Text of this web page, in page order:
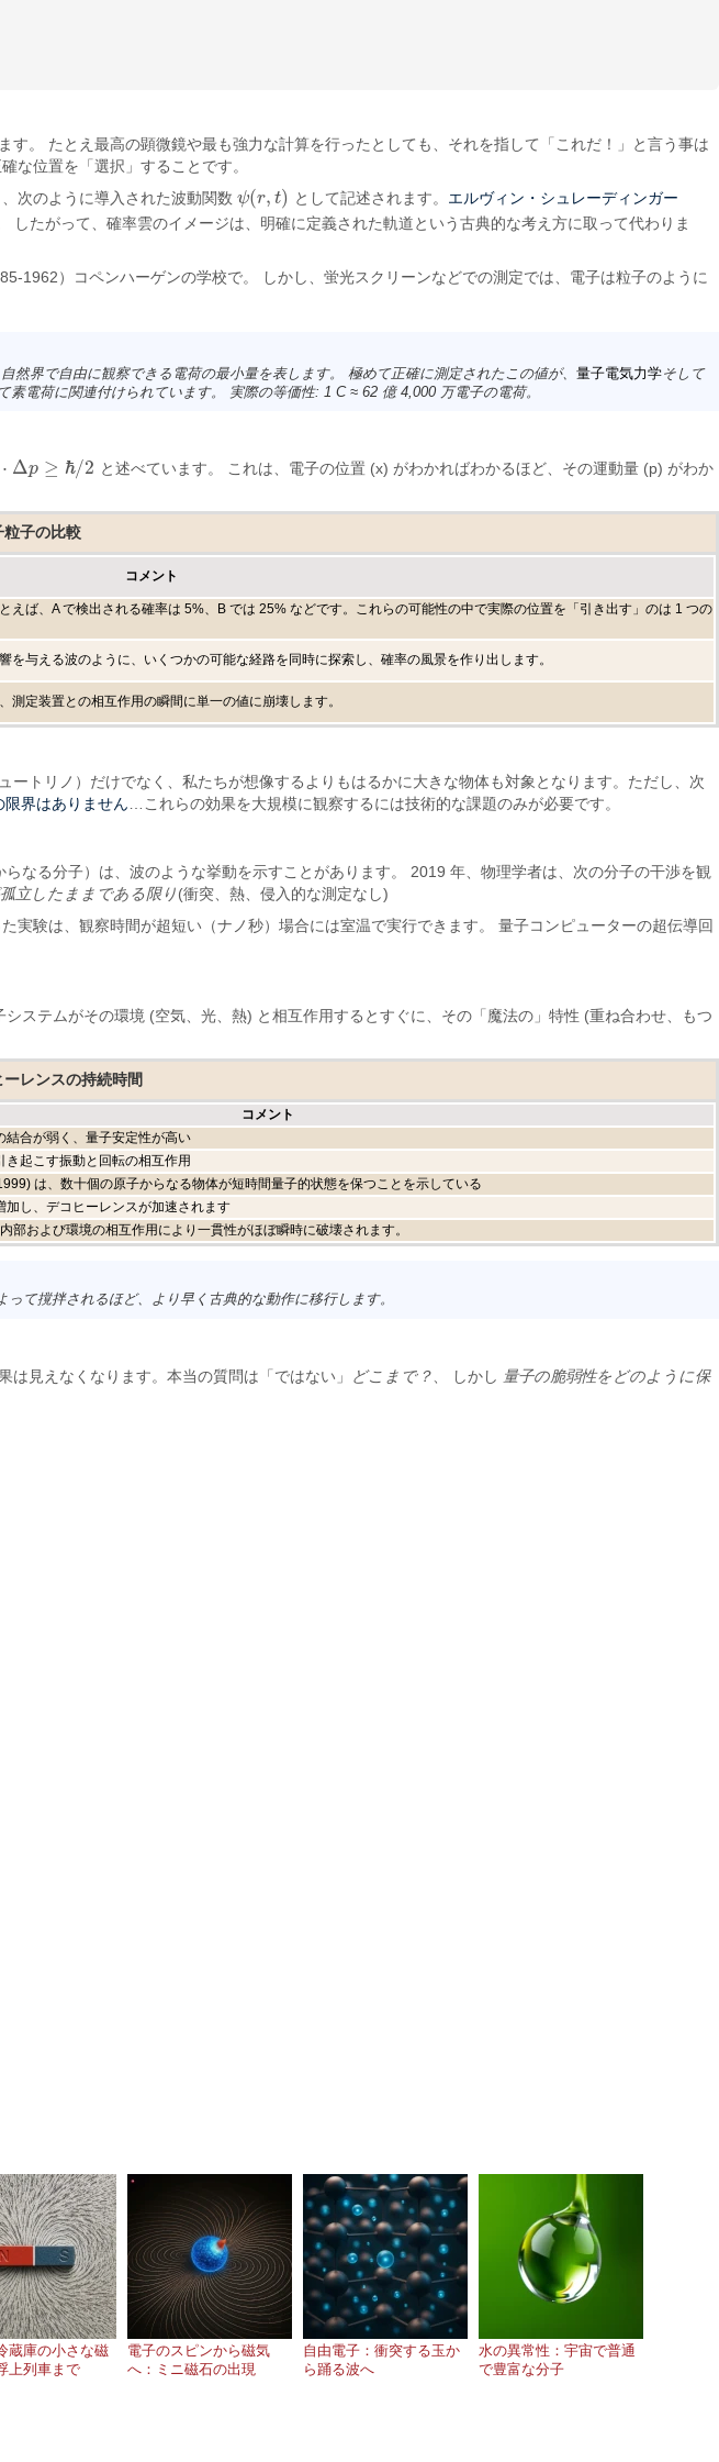
。 たとえ最高の顕微鏡や最も強力な計算を行ったとしても、それを指して「これだ！」と言う事は
な位置を「選択」することです。
次のように導入された波動関数ψ(r, t)
ψ(r,t) として記述されます。 エルヴィン・シュレーディンガー
たがって、確率雲のイメージは、明確に定義された軌道という古典的な考え方に取って代わりま
1962）コペンハーゲンの学校で。 しかし、蛍光スクリーンなどでの測定では、電子は粒子のように
然界で自由に観察できる電荷の最小量を表します。 極めて正確に測定されたこの値が、 量子電気力学そして
電荷に関連付けられています。 実際の等価性: 1 C ≈ 62 億 4,000 万電子の電荷。
⋅ Δp ≥ ℏ/2
p ≥ℏ/2
と述べています。 これは、電子の位置 (x) がわかればわかるほど、その運動量 (p) がわか
粒子の比較
コメント
ば、A で検出される確率は 5%、B では 25% などです。これらの可能性の中で実際の位置を「引き出す」のは 1 つの
与える波のように、いくつかの可能な経路を同時に探索し、確率の風景を作り出します。
定装置との相互作用の瞬間に単一の値に崩壊します。
ートリノ）だけでなく、私たちが想像するよりもはるかに大きな物体も対象となります。ただし、次
限界はありません…これらの効果を大規模に観察するには技術的な課題のみが必要です。
らなる分子）は、波のような挙動を示すことがあります。 2019 年、物理学者は、次の分子の干渉を観
立したままである限り(衝突、熱、侵入的な測定なし)
験は、観察時間が超短い（ナノ秒）場合には室温で実行できます。 量子コンピューターの超伝導回
システムがその環境 (空気、光、熱) と相互作用するとすぐに、その「魔法の」特性 (重ね合わせ、もつ
レンスの持続時間
コメント
結合が弱く、量子安定性が高い
起こす振動と回転の相互作用
は、数十個の原子からなる物体が短時間量子的状態を保つことを示している
加し、デコヒーレンスが加速されます
部および環境の相互作用により一貫性がほぼ瞬時に破壊されます。
て撹拌されるほど、より早く古典的な動作に移行します。
見えなくなります。本当の質問は「ではない」 どこまで？ 、 しかし 量子の脆弱性をどのように保
蔵庫の小さな磁
上列車まで
電子のスピンから磁気
へ：ミニ磁石の出現
自由電子：衝突する玉か
ら踊る波へ
水の異常性：宇宙で普通
で豊富な分子